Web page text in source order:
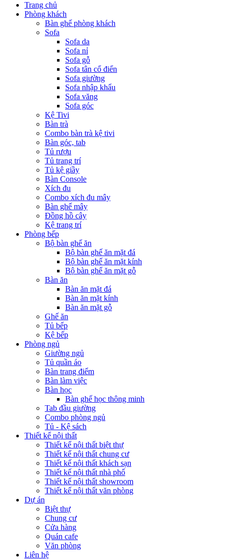
Trang chủ
Phòng khách
Bàn ghế phòng khách
Sofa
Sofa da
Sofa nỉ
Sofa gỗ
Sofa tân cổ điển
Sofa giường
Sofa nhập khẩu
Sofa văng
Sofa góc
Kệ Tivi
Bàn trà
Combo bàn trà kệ tivi
Bàn góc, tab
Tủ rượu
Tủ trang trí
Tủ kệ giầy
Bàn Console
Xích đu
Combo xích đu mây
Bàn ghế mây
Đồng hồ cây
Kệ trang trí
Phòng bếp
Bộ bàn ghế ăn
Bộ bàn ghế ăn mặt đá
Bộ bàn ghế ăn mặt kính
Bộ bàn ghế ăn mặt gỗ
Bàn ăn
Bàn ăn mặt đá
Bàn ăn mặt kính
Bàn ăn mặt gỗ
Ghế ăn
Tủ bếp
Kệ bếp
Phòng ngủ
Giường ngủ
Tủ quần áo
Bàn trang điểm
Bàn làm việc
Bàn học
Bàn ghế học thông minh
Tab đầu giường
Combo phòng ngủ
Tủ - Kệ sách
Thiết kế nội thất
Thiết kế nội thất biệt thự
Thiết kế nội thất chung cư
Thiết kế nội thất khách sạn
Thiết kế nội thất nhà phố
Thiết kế nội thất showroom
Thiết kế nội thất văn phòng
Dự án
Biệt thự
Chung cư
Cửa hàng
Quán cafe
Văn phòng
Liên hệ